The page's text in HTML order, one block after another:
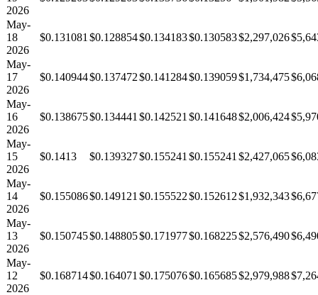
2026
May-
18
2026
$0.131081 $0.128854$0.134183$0.130583$2,297,026
May-
17
2026
$0.140944$0.137472$0.141284$0.139059$1,734,475
May-
16
2026
$0.138675$0.134441 $0.142521 $0.141648$2,006,424
May-
15
2026
$0.1413 $0.139327$0.155241 $0.155241 $2,427,065
May-
14
2026
$0.155086$0.149121 $0.155522$0.152612$1,932,343
May-
13
2026
$0.150745$0.148805$0.171977$0.168225$2,576,490
May-
12
2026
$0.168714$0.164071 $0.175076$0.165685$2,979,988